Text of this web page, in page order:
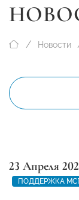
Новости
23 Апреля
ПОДДЕРЖКА